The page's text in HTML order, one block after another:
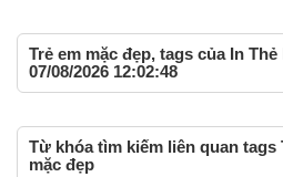
Trẻ em mặc đẹp, tags của In
07/08/2026 12:02:48
Từ khóa tìm kiếm liên quan tags
mặc đẹp